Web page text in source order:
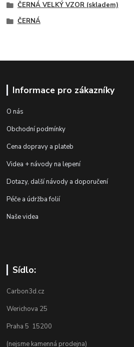
ČERNÁ VELKÝ VZOR (skladem)
ČERNÁ
Informace pro zákazníky
O nás
Obchodní podmínky
Cena dopravy a plateb
Videa + návody na lepení
Dotazy, další návody a doporučení
Péče a údržba folií
Naše videa
Sídlo:
Carbon3d.cz
Werichova 25
Praha 5 15200
(nejsme kamenná prodejna)